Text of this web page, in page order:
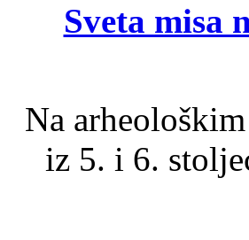
Sveta misa
Na
iz 5. i 6.